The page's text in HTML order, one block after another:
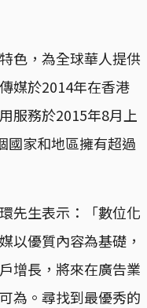
色，為全球華人提供
媒於2014年在香港
服務於2015年8月上
國家和地區擁有超過
先生表示：「數位化
以優質內容為基礎，
增長，將來在廣告業
為。尋找到最優秀的